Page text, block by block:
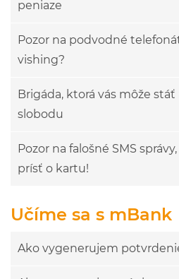
peniaze
Pozor na podvodné
vishing?
Brigáda, ktorá vás môže
slobodu
Pozor na falošné SMS
prísť o kartu!
Učíme sa s mBank
Ako vygenerujem